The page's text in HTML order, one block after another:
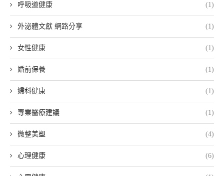
呼吸道健康 (1)
外泌體文獻 網路分享 (1)
女性健康 (1)
婚前保養 (1)
婦科健康 (1)
專業醫療建議 (1)
微整美塑 (4)
心理健康 (6)